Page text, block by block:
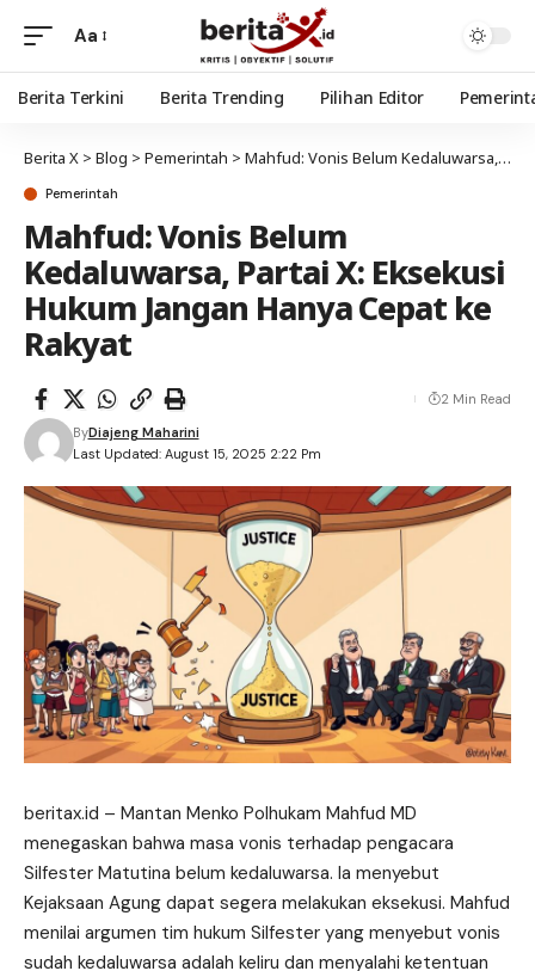
Aa
Berita Terkini Berita Trending Pilihan Editor
Berita X > Blog > Pemerintah > Mahfud: Vonis Belum Kedaluwarsa, Partai X: Eksekusi Hukum Jangan Hanya Cepat ke Rakyat
Pemerintah
Mahfud: Vonis Belum
Kedaluwarsa, Partai X: Eksekusi
Hukum Jangan Hanya Cepat ke
Rakyat
Last Updated: August 15, 2025 2:22 Pm
ByDiajeng Maharini
2 Min Read
beritax.id – Mantan Menko Polhukam Mahfud MD
menegaskan bahwa masa vonis terhadap pengacara
Silfester Matutina belum kedaluwarsa. Ia menyebut
Kejaksaan Agung dapat segera melakukan eksekusi. Mahfud
menilai argumen tim hukum Silfester yang menyebut vonis
sudah kedaluwarsa adalah keliru dan menyalahi ketentuan